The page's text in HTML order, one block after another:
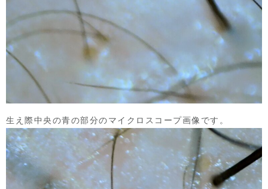
生え際中央の青の部分のマイクロスコープ画像です。